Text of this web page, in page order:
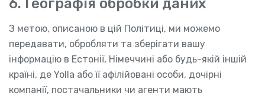
6. Географія обробки даних
З метою, описаною в цій Політиці, ми можемо
передавати, обробляти та зберігати вашу
інформацію в Естонії, Німеччині або будь-якій іншій
країні, де Yolla або її афілійовані особи, дочірні
компанії, постачальники чи агенти мають